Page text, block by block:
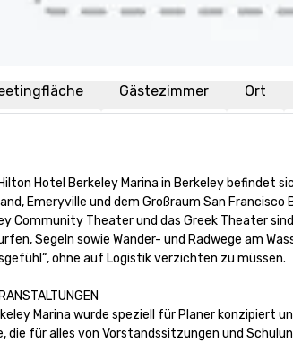
Gästezimmer Ort
Hotel Berkeley Marina in Berkeley
Emeryville und dem Großraum San
Community Theater und das Greek Theater
Segeln sowie Wander- und Radwege am
ohne auf Logistik verzichten zu müssen.
Marina wurde speziell für Planer
die für alles von Vorstandssitzungen und